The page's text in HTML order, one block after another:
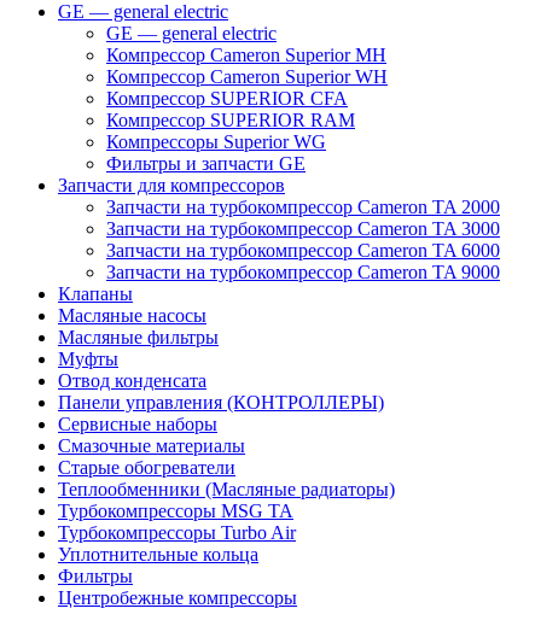
GE — general electric
GE — general electric
Компрессор Cameron Superior MH
Компрессор Cameron Superior WH
Компрессор SUPERIOR CFA
Компрессор SUPERIOR RAM
Компрессоры Superior WG
Фильтры и запчасти GE
Запчасти для компрессоров
Запчасти на турбокомпрессор Cameron TA 2000
Запчасти на турбокомпрессор Cameron TA 3000
Запчасти на турбокомпрессор Cameron TA 6000
Запчасти на турбокомпрессор Cameron TA 9000
Клапаны
Масляные насосы
Масляные фильтры
Муфты
Отвод конденсата
Панели управления (КОНТРОЛЛЕРЫ)
Сервисные наборы
Смазочные материалы
Старые обогреватели
Теплообменники (Масляные радиаторы)
Турбокомпрессоры MSG TA
Турбокомпрессоры Turbo Air
Уплотнительные кольца
Фильтры
Центробежные компрессоры